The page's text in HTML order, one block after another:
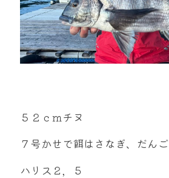
５２ｃｍチヌ
７号かせで餌はさなぎ、だん
ハリス２，５